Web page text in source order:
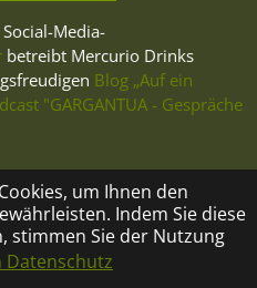
um Ihnen den
Indem Sie diese
stimmen Sie der Nutzung
Datenschutz
Media-
betreibt Mercurio Drinks
Blog „Auf ein
"GARGANTUA - Gespräche
IMPRESSUM